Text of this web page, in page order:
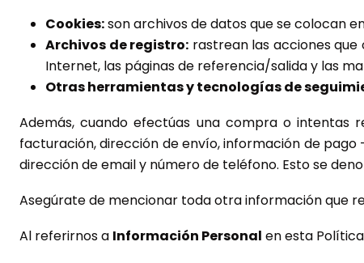
Cookies:son archivos de datos que se colocan
Archivos de registro: rastrean las acciones
Internet, las páginas de referencia/salida y las
Otras herramientas y tecnologías de
Además, cuando efectúas una compra o intentas
facturación, dirección de envío, información de
dirección de email y número de teléfono. Esto se
Asegúrate de mencionar toda otra información que
Al referirnos a Información Personal en esta